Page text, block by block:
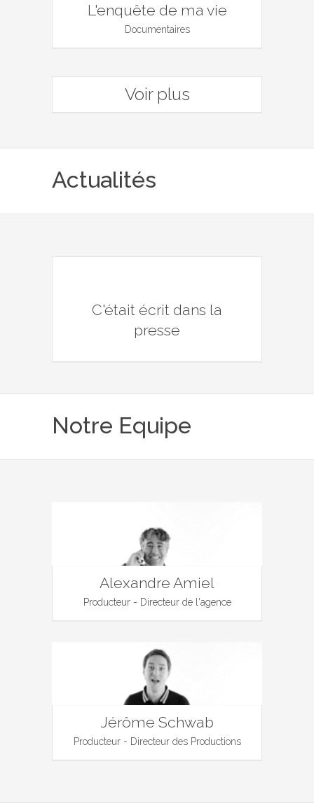
L'enquête de ma vie
Documentaires
Voir plus
Actualités
C'était écrit dans la
presse
Notre Equipe
Alexandre Amiel
Producteur - Directeur de l'agence
Jérôme Schwab
Producteur - Directeur des Productions